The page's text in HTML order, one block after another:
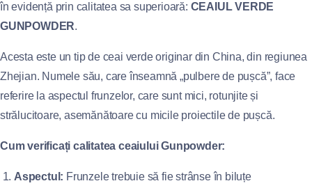
în evidență prin calitatea sa superioară: CEAIUL VERDE
GUNPOWDER.
Acesta este un tip de ceai verde originar din China, din regiunea
Zhejian. Numele său, care înseamnă „pulbere de pușcă”, face
referire la aspectul frunzelor, care sunt mici, rotunjite și
strălucitoare, asemănătoare cu micile proiectile de pușcă.
Cum verificați calitatea ceaiului Gunpowder:
Aspectul: Frunzele trebuie să fie strânse în biluțe